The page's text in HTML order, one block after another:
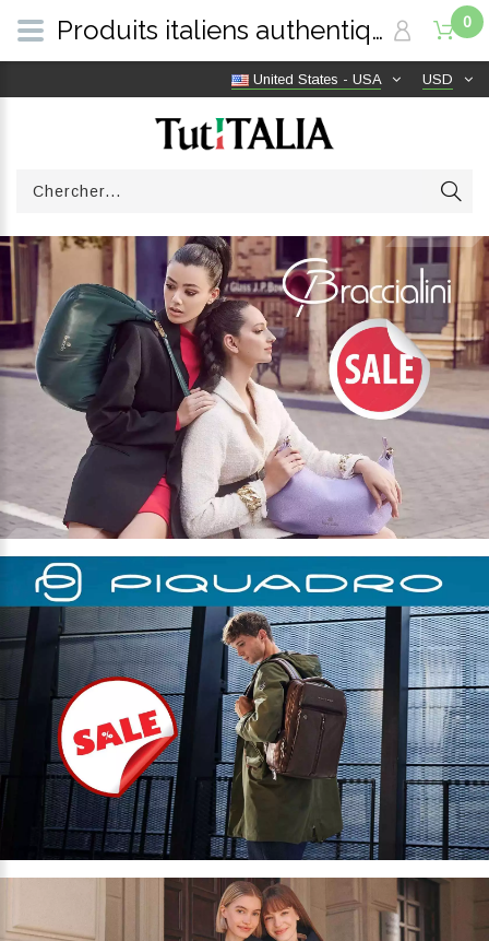
USD
United States - USA
0
Produits italiens authentiques, livraison gratuite dans le monde entier | TutITALIA